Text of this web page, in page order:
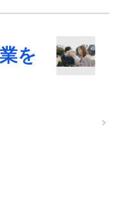
を